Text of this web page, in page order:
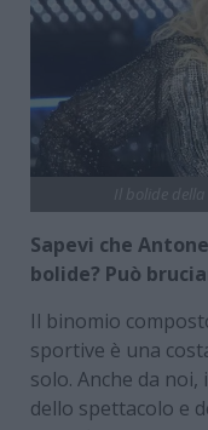
Sapevi che
bolide? Può
Il binomio
sportive è una
solo. Anche da
dello spettacolo e